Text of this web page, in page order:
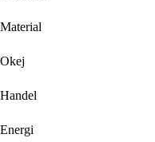
Material
Okej
Handel
Energi